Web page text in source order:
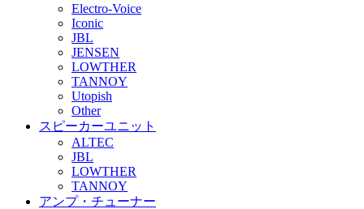
Electro-Voice
Iconic
JBL
JENSEN
LOWTHER
TANNOY
Utopish
Other
スピーカーユニット
ALTEC
JBL
LOWTHER
TANNOY
アンプ・チューナー